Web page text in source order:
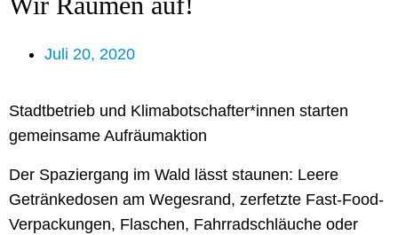
Juli 20, 2020
Stadtbetrieb und Klimabotschafter*innen starten
gemeinsame Aufräumaktion
Der Spaziergang im Wald lässt staunen: Leere
Getränkedosen am Wegesrand, zerfetzte Fast-Food-
Verpackungen, Flaschen, Fahrradschläuche oder